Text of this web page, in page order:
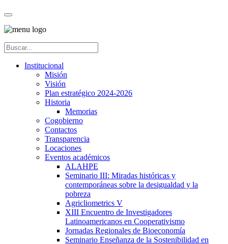
Institucional
Misión
Visión
Plan estratégico 2024-2026
Historia
Memorias
Cogobierno
Contactos
Transparencia
Locaciones
Eventos académicos
ALAHPE
Seminario III: Miradas históricas y
contemporáneas sobre la desigualdad y la
pobreza
Agricliometrics V
XIII Encuentro de Investigadores
Latinoamericanos en Cooperativismo
Jornadas Regionales de Bioeconomía
Seminario Enseñanza de la Sostenibilidad en